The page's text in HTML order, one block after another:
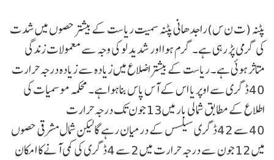
پٹنہ (ت ن س)راجدھانی پٹنہ سمیت ریاست کے بیشتر حصوں میں شدت
کی گرمی پڑ رہی ہے۔ گرم ہوا اور شدید لو کی وجہ سے معمولات زندگی
متاثر ہوئی ہے۔ ریاست کے بیشتراضلاع میں زیادہ سے زیادہ درجہ حرارت
40ڈگری سے اوپر یا اس کے آس پاس بناہواہے۔ محکمہ موسمیات کی
اطلاع کے مطابق شمالی بار میں13جون تک درجہ حرارت
40سے 42ڈگری سیلسس کے درمیان رہے گالیکن شمال مشرقی حصوں
میں 12جون سے درجہ حرارت میں 2سے 4ڈگری کی کمی آنےکا امکان